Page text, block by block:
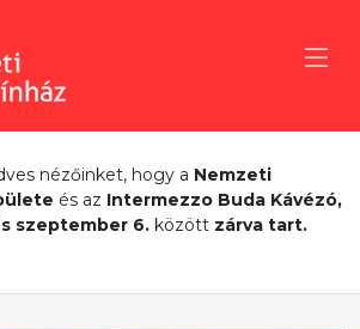
nézőinket, hogy a Nemzeti
és az Intermezzo Buda Kávézó,
szeptember 6. között zárva tart.